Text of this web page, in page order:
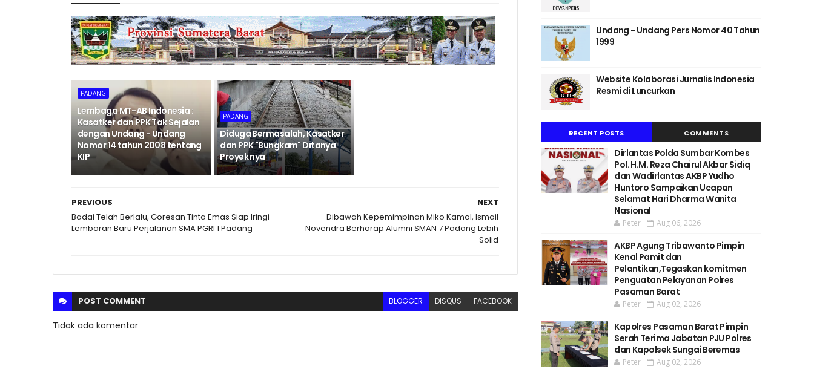
PADANG
Lembaga MT-AB Indonesia :
Kasatker dan PPK Tak Sejalan
dengan Undang - Undang
Nomor 14 tahun 2008 tentang
KIP
PADANG
Diduga Bermasalah, Kasatker
dan PPK "Bungkam" Ditanya
Proyek nya
NEXT
Dibawah Kepemimpinan Miko Kamal, Ismail
Novendra Berharap Alumni SMAN 7 Padang Lebih
Solid
PREVIOUS
Badai Telah Berlalu, Goresan Tinta Emas Siap Iringi
Lembaran Baru Perjalanan SMA PGRI 1 Padang
POST COMMENT BLOGGER DISQUS FACEBOOK
Tidak ada komentar
Undang - Undang Pers Nomor 40 Tahun
1999
Website Kolaborasi Jurnalis Indonesia
Resmi di Luncurkan
RECENT POSTS COMMENTS
Dirlantas Polda Sumbar Kombes
Pol. H.M. Reza Chairul Akbar Sidiq
dan Wadirlantas AKBP Yudho
Huntoro Sampaikan Ucapan
Selamat Hari Dharma Wanita
Nasional
Peter Aug 06, 2026
AKBP Agung Tribawanto Pimpin
Kenal Pamit dan
Pelantikan,Tegaskan komitmen
Penguatan Pelayanan Polres
Pasaman Barat
Peter Aug 02, 2026
Kapolres Pasaman Barat Pimpin
Serah Terima Jabatan PJU Polres
dan Kapolsek Sungai Beremas
Peter Aug 02, 2026